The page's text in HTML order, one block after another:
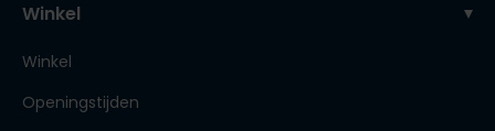
Winkel
Winkel
Openingstijden